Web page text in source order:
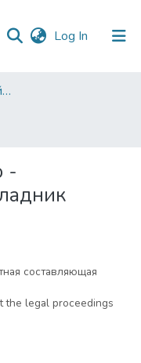
Log In (current)
04. Економіко-правовий факультет
-
составляющая
the legal proceedings